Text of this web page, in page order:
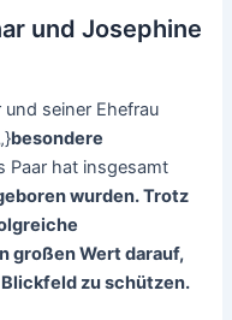
und Josephine
und seiner Ehefrau
besondere
Paar hat insgesamt
wurden. Trotz
großen Wert darauf,
zu schützen.